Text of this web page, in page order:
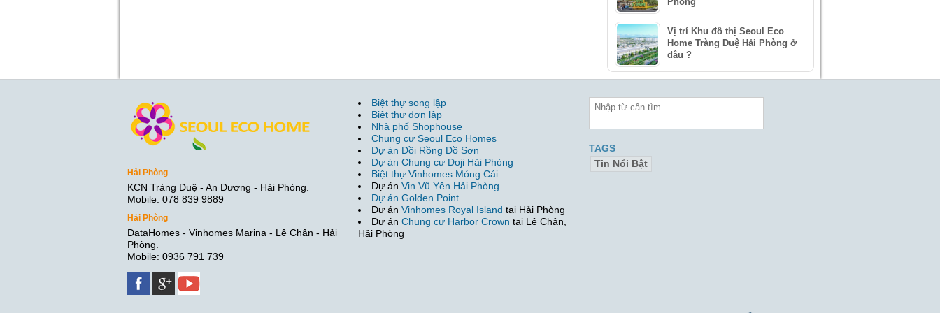
Vị trí Khu đô thị Seoul Eco
Home Tràng Duệ Hải Phòng ở
đâu ?
Hải Phòng
KCN Tràng Duệ - An Dương - Hải Phòng.
Mobile: 078 839 9889
Hải Phòng
DataHomes - Vinhomes Marina - Lê Chân - Hải
Phòng.
Mobile: 0936 791 739
Biệt thự song lập
Biệt thự đơn lập
Nhà phố Shophouse
Chung cư Seoul Eco Homes
Dự án Đồi Rồng Đồ Sơn
Dự án Chung cư Doji Hải Phòng
Biệt thự Vinhomes Móng Cái
Dự án Vin Vũ Yên Hải Phòng
Dự án Golden Point
Dự án Vinhomes Royal Island tại Hải Phòng
Dự án Chung cư Harbor Crown tại Lê Chân,
Hải Phòng
TAGS
Tin Nổi Bật